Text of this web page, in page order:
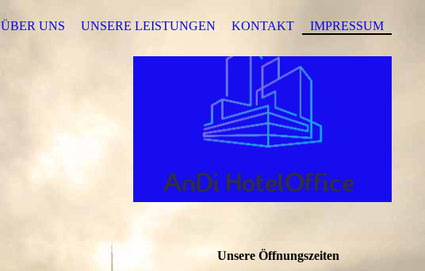
ÜBER UNS UNSERE LEISTUNGEN KONTAKT IMPRESSUM
Unsere Öffnungszeiten